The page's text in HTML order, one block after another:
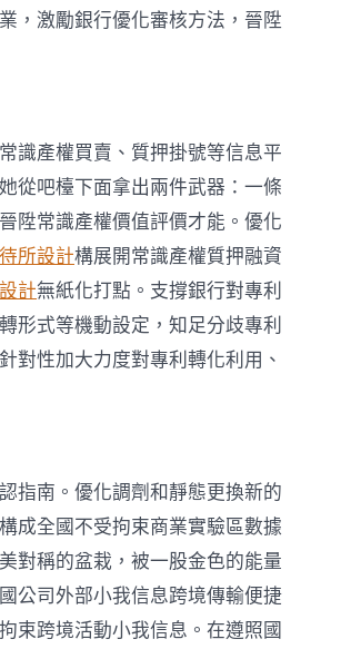
，激勵銀行優化審核方法，晉陞
識產權買賣、質押掛號等信息平
從吧檯下面拿出兩件武器：一條
陞常識產權價值評價才能。優化
所設計構展開常識產權質押融資
計無紙化打點。支撐銀行對專利
形式等機動設定，知足分歧專利
對性加大力度對專利轉化利用、
指南。優化調劑和靜態更換新的
成全國不受拘束商業實驗區數據
對稱的盆栽，被一股金色的能量
公司外部小我信息跨境傳輸便捷
束跨境活動小我信息。在遵照國